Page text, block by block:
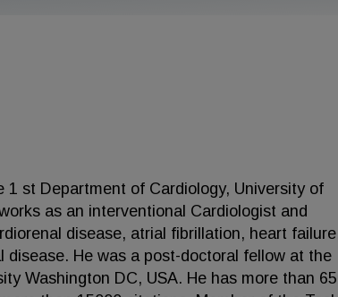
st Department of Cardiology, University of
as an interventional Cardiologist and
disease, atrial fibrillation, heart
He was a post-doctoral fellow at the
Washington DC, USA. He has more than